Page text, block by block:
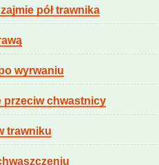
pół trawnika
wyrwaniu
przeciw chwastnicy
trawniku